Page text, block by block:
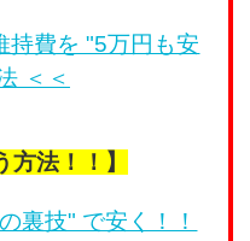
持費を "5万円も安
＜＜
方法！！】
裏技" で安く！！